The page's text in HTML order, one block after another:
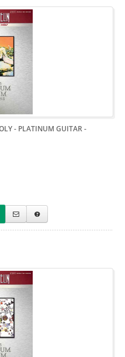
- PLATINUM GUITAR-